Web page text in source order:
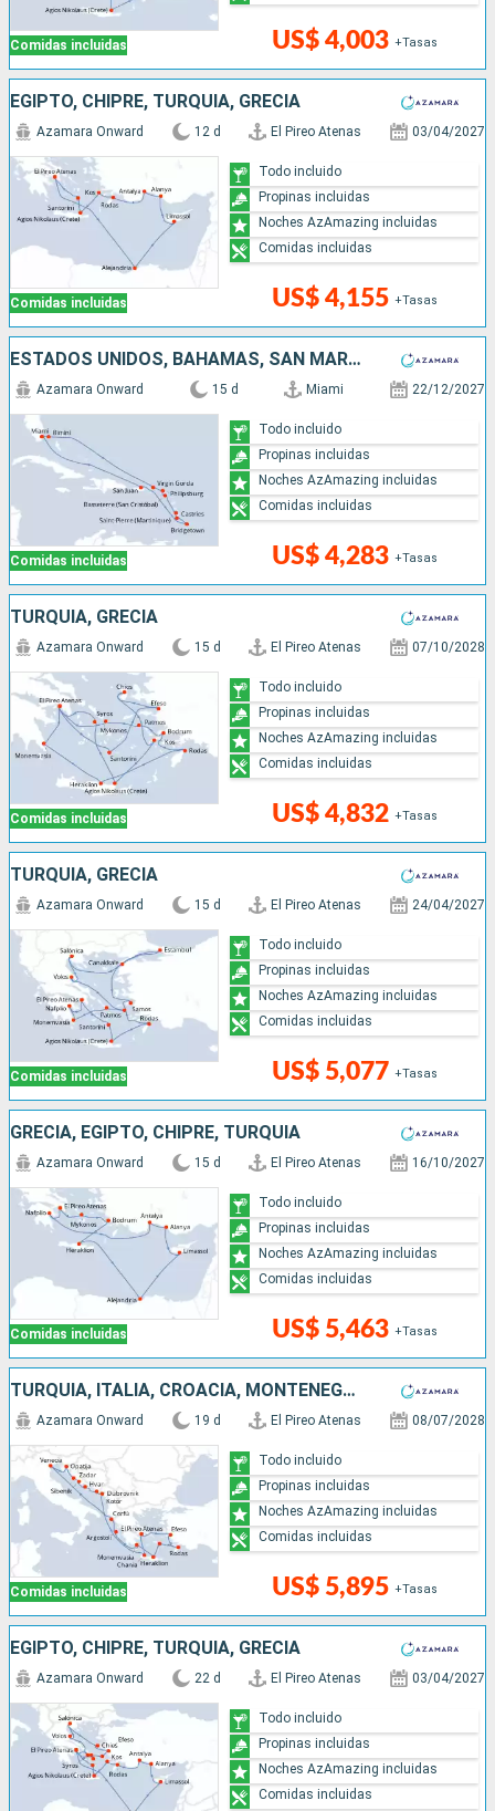
Comidas incluidas US$ 4,003 +Tasas
EGIPTO, CHIPRE, TURQUÍA, GRECIA
Comidas incluidas
Azamara Onward 12 d El Pireo Atenas 03/04/2027
US$ 4,155 +Tasas
Todo incluido
Propinas incluidas
Noches AzAmazing incluidas
Comidas incluidas
ESTADOS UNIDOS, BAHAMAS, SAN MARTÍN, SANTA LUCIA, BARBADOS, PUERTO RICO
Comidas incluidas
Azamara Onward 15 d Miami 22/12/2027
US$ 4,283 +Tasas
Todo incluido
Propinas incluidas
Noches AzAmazing incluidas
Comidas incluidas
TURQUÍA, GRECIA
Comidas incluidas
Azamara Onward 15 d El Pireo Atenas 07/10/2028
US$ 4,832 +Tasas
Todo incluido
Propinas incluidas
Noches AzAmazing incluidas
Comidas incluidas
TURQUÍA, GRECIA
Comidas incluidas
Azamara Onward 15 d El Pireo Atenas 24/04/2027
US$ 5,077 +Tasas
Todo incluido
Propinas incluidas
Noches AzAmazing incluidas
Comidas incluidas
GRECIA, EGIPTO, CHIPRE, TURQUÍA
Comidas incluidas
Azamara Onward 15 d El Pireo Atenas 16/10/2027
US$ 5,463 +Tasas
Todo incluido
Propinas incluidas
Noches AzAmazing incluidas
Comidas incluidas
TURQUÍA, ITALIA, CROACIA, MONTENEGRO, GRECIA
Comidas incluidas
Azamara Onward 19 d El Pireo Atenas 08/07/2028
US$ 5,895 +Tasas
Todo incluido
Propinas incluidas
Noches AzAmazing incluidas
Comidas incluidas
EGIPTO, CHIPRE, TURQUÍA, GRECIA
Azamara Onward 22 d El Pireo Atenas 03/04/2027
Todo incluido
Propinas incluidas
Noches AzAmazing incluidas
Comidas incluidas